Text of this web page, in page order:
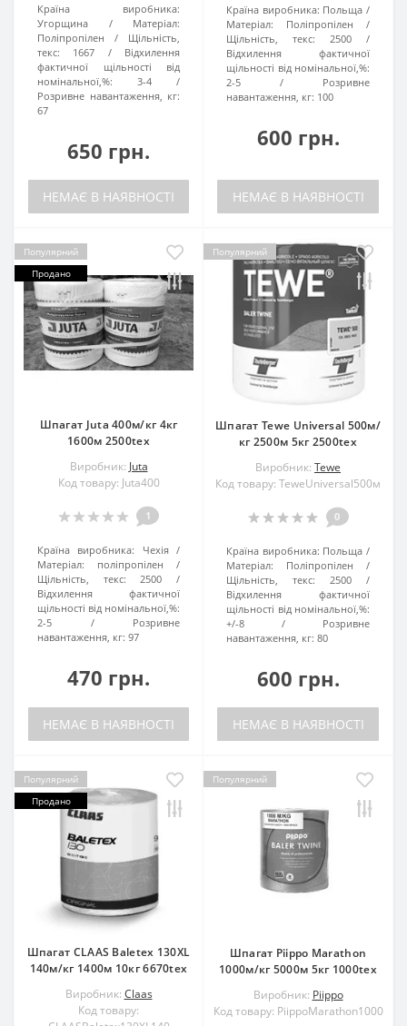
Країна виробника:
Угорщина
Матеріал:
Поліпропілен
Щільність,
текс:
1667
Відхилення
фактичної щільності від
номінальної,%:
3-4
Розривне навантаження, кг:
67
650 грн.
НЕМАЄ В НАЯВНОСТІ
Країна виробника: Польща
Матеріал:
Поліпропілен
Щільність, текс:
2500
Відхилення фактичної
щільності від номінальної,%:
2-5
Розривне
навантаження, кг: 100
600 грн.
НЕМАЄ В НАЯВНОСТІ
Популярний
Продано
Шпагат Juta 400м/кг 4кг
1600м 2500tex
Виробник: Juta
Код товару: Juta400
1
Країна виробника:
Чехія
Матеріал:
поліпропілен
Щільність, текс:
2500
Відхилення фактичної
щільності від номінальної,%:
2-5
Розривне
навантаження, кг: 97
470 грн.
НЕМАЄ В НАЯВНОСТІ
Популярний
Шпагат Tewe Universal 500м/
кг 2500м 5кг 2500tex
Виробник: Tewe
Код товару: TeweUniversal500м
0
Країна виробника: Польща
Матеріал:
Поліпропілен
Щільність, текс:
2500
Відхилення фактичної
щільності від номінальної,%:
+/-8
Розривне
навантаження, кг: 80
600 грн.
НЕМАЄ В НАЯВНОСТІ
Популярний
Продано
Шпагат CLAAS Baletex 130XL
140м/кг 1400м 10кг 6670tex
Виробник: Claas
Код товару:
Популярний
Шпагат Piippo Marathon
1000м/кг 5000м 5кг 1000tex
Виробник: Piippo
Код товару: PiippoMarathon1000